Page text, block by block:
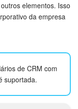
elementos. Isso
da empresa
de CRM com
suportada.